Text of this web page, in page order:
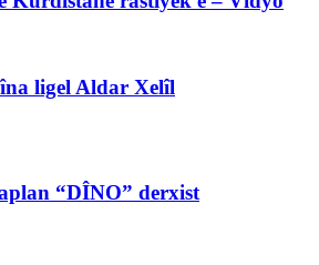
ligel Aldar Xelîl
“DÎNO” derxist